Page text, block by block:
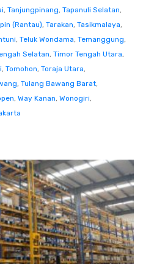
, Tanjungpinang, Tapanuli Selatan,
(Rantau), Tarakan, Tasikmalaya,
, Teluk Wondama, Temanggung,
Selatan, Timor Tengah Utara,
, Tomohon, Toraja Utara,
, Tulang Bawang Barat,
, Way Kanan, Wonogiri,